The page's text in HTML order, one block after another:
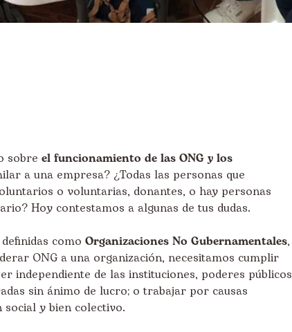
sobre el funcionamiento de las ONG y los
a una empresa? ¿Todas las personas que
o voluntarias, donantes, o hay personas
Hoy contestamos a algunas de tus dudas.
como Organizaciones No Gubernamentales,
ONG a una organización, necesitamos cumplir
independiente de las instituciones, poderes públicos
sin ánimo de lucro; o trabajar por causas
social y bien colectivo.